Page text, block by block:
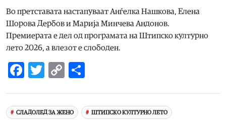
Во претставата настапуваат Анѓелка Нашкова, Елена
Шорова Дербов и Марија Минчева Андонов.
Премиерата е дел од програмата на Штипско културно
лето 2026, а влезот е слободен.
Facebook
Twitter
Copy
СЛАДОЛЕД ЗА ЖЕНО ШТИПСКО КУЛТУРНО ЛЕТО